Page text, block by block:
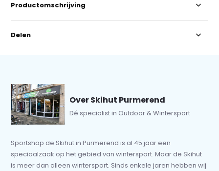
Productomschrijving
Delen
Over Skihut Purmerend
Dé specialist in Outdoor & Wintersport
Sportshop de Skihut in Purmerend is al 45 jaar een
speciaalzaak op het gebied van wintersport. Maar de Skihut
is meer dan alleen wintersport. Sinds enkele jaren hebben wij